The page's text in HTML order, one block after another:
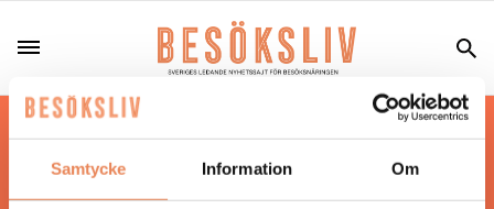
Samtycke Information Om
Hos oss läser du landets mest uppdaterade
nyheter och snackisar inom besöksnäringen.
Besöksliv i sin tryckta form är ett affärsmagasin